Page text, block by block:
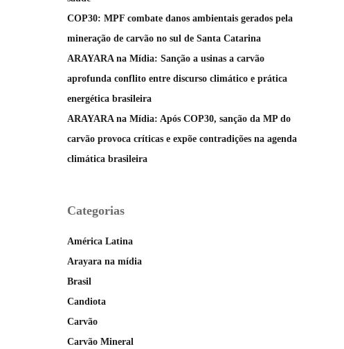
COP30: MPF combate danos ambientais gerados pela
mineração de carvão no sul de Santa Catarina
ARAYARA na Mídia: Sanção a usinas a carvão
aprofunda conflito entre discurso climático e prática
energética brasileira
ARAYARA na Mídia: Após COP30, sanção da MP do
carvão provoca críticas e expõe contradições na agenda
climática brasileira
Categorias
América Latina
Arayara na mídia
Brasil
Candiota
Carvão
Carvão Mineral